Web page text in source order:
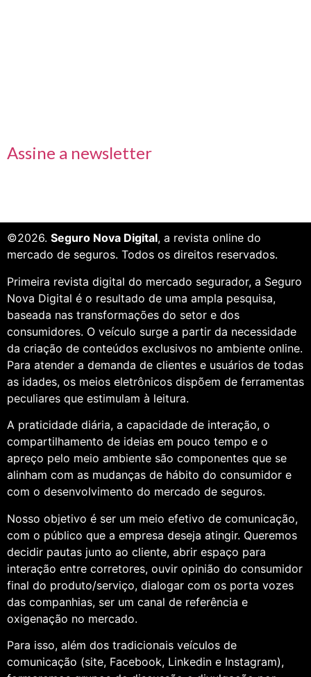
Assine a newsletter
©2026. Seguro Nova Digital, a revista online do
mercado de seguros. Todos os direitos reservados.
Primeira revista digital do mercado segurador, a Seguro
Nova Digital é o resultado de uma ampla pesquisa,
baseada nas transformações do setor e dos
consumidores. O veículo surge a partir da necessidade
da criação de conteúdos exclusivos no ambiente online.
Para atender a demanda de clientes e usuários de todas
as idades, os meios eletrônicos dispõem de ferramentas
peculiares que estimulam à leitura.
A praticidade diária, a capacidade de interação, o
compartilhamento de ideias em pouco tempo e o
apreço pelo meio ambiente são componentes que se
alinham com as mudanças de hábito do consumidor e
com o desenvolvimento do mercado de seguros.
Nosso objetivo é ser um meio efetivo de comunicação,
com o público que a empresa deseja atingir. Queremos
decidir pautas junto ao cliente, abrir espaço para
interação entre corretores, ouvir opinião do consumidor
final do produto/serviço, dialogar com os porta vozes
das companhias, ser um canal de referência e
oxigenação no mercado.
Para isso, além dos tradicionais veículos de
comunicação (site, Facebook, Linkedin e Instagram),